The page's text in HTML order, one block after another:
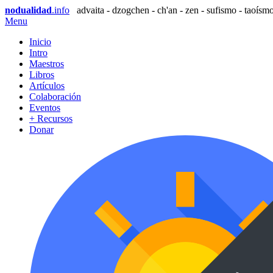
nodualidad.info
advaita - dzogchen - ch'an - zen - sufismo -
Menu
Inicio
Intro
Maestros
Libros
Artículos
Colaboración
Eventos
+ Recursos
Donar